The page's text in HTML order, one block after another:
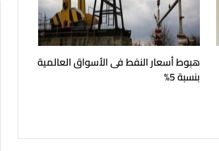
هبوط أسعار النفط فى الأسواق العالمية
بنسبة 5%